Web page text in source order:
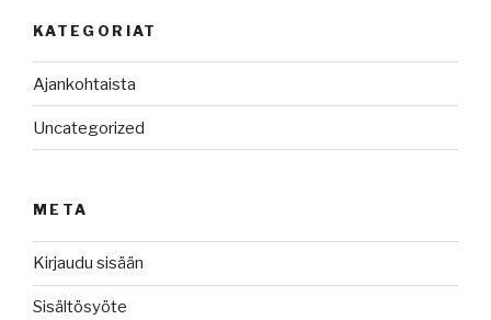
KATEGORIAT
Ajankohtaista
Uncategorized
META
Kirjaudu sisään
Sisältösyöte